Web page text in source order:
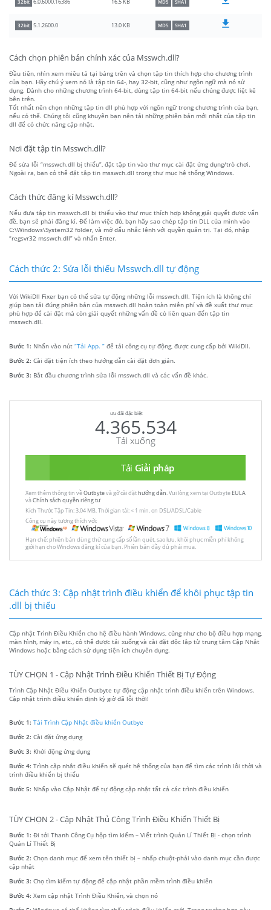
32bit 6.0.6000.16386 16.5 KB MD5 SHA1
32bit 5.1.2600.0 13.0 KB MD5 SHA1
Cách chọn phiên bản chính xác của Msswch.dll?
Đầu tiên, nhìn xem miêu tả tại bảng trên và chọn tập tin thích hợp cho chương trình
của bạn. Hãy chú ý xem nó là tập tin 64-, hay 32-bit, cũng như ngôn ngữ mà nó sử
dụng. Dành cho những chương trình 64-bit, dùng tập tin 64-bit nếu chúng được liệt kê
bên trên.
Tốt nhất nên chọn những tập tin dll phù hợp với ngôn ngữ trong chương trình của bạn,
nếu có thể. Chúng tôi cũng khuyên bạn nên tải những phiên bản mới nhất của tập tin
dll để có chức năng cập nhật.
Nơi đặt tập tin Msswch.dll?
Để sửa lỗi “msswch.dll bị thiếu”, đặt tập tin vào thư mục cài đặt ứng dụng/trò chơi.
Ngoài ra, bạn có thể đặt tập tin msswch.dll trong thư mục hệ thống Windows.
Cách thức đăng kí Msswch.dll?
Nếu đưa tập tin msswch.dll bị thiếu vào thư mục thích hợp không giải quyết được vấn
đề, bạn sẽ phải đăng kí. Để làm việc đó, bạn hãy sao chép tập tin DLL của mình vào
C:\Windows\System32 folder, và mở dấu nhắc lệnh với quyền quản trị. Tại đó, nhập
“regsvr32 msswch.dll” và nhấn Enter.
Cách thức 2: Sửa lỗi thiếu Msswch.dll tự động
Với WikiDll Fixer bạn có thể sửa tự động những lỗi msswch.dll. Tiện ích là không chỉ
giúp bạn tải đúng phiên bản của msswch.dll hoàn toàn miễn phí và đề xuất thư mục
phù hợp để cài đặt mà còn giải quyết những vấn đề có liên quan đến tập tin
msswch.dll.
Bước 1: Nhấn vào nút “Tải App. ” để tải công cụ tự động, được cung cấp bởi WikiDll.
Bước 2: Cài đặt tiện ích theo hướng dẫn cài đặt đơn giản.
Bước 3: Bắt đầu chương trình sửa lỗi msswch.dll và các vấn đề khác.
ưu đãi đặc biệt
4.365.534
Tải xuống
Tải Giải pháp
Xem thêm thông tin vềOutbytevà gỡ cài đặthướng dẫn. Vui lòng xem tại Outbyte EULA
vàChính sách quyền riêng tư
Kích Thước Tập Tin: 3.04 MB, Thời gian tải: < 1 min. on DSL/ADSL/Cable
Công cụ này tương thích với:
Hạn chế: phiên bản dùng thử cung cấp số lần quét, sao lưu, khôi phục miễn phí không
giới hạn cho Windows đăng kí của bạn. Phiên bản đầy đủ phải mua.
Cách thức 3: Cập nhật trình điều khiển để khôi phục tập tin
.dll bị thiếu
Cập nhật Trình Điều Khiển cho hệ điều hành Windows, cũng như cho bộ điều hợp mạng,
màn hình, máy in, etc., có thể được tải xuống và cài đặt độc lập từ trung tâm Cập Nhật
Windows hoặc bằng cách sử dụng tiện ích chuyên dụng.
TÙY CHỌN 1 - Cập Nhật Trình Điều Khiển Thiết Bị Tự Động
Trình Cập Nhật Điều Khiển Outbyte tự động cập nhật trình điều khiển trên Windows.
Cập nhật trình điều khiển định kỳ giờ đã lỗi thời!
Bước 1: Tải Trình Cập Nhật điều khiển Outbye
Bước 2: Cài đặt ứng dụng
Bước 3: Khởi động ứng dụng
Bước 4: Trình cập nhật điều khiển sẽ quét hệ thống của bạn để tìm các trình lỗi thời và
trình điều khiển bị thiếu
Bước 5: Nhấp vào Cập Nhật để tự động cập nhật tất cả các trình điều khiển
TÙY CHỌN 2 - Cập Nhật Thủ Công Trình Điều Khiển Thiết Bị
Bước 1: Đi tới Thanh Công Cụ hộp tìm kiếm – Viết trình Quản Lí Thiết Bị - chọn trình
Quản Lí Thiết Bị
Bước 2: Chọn danh mục để xem tên thiết bị – nhấp chuột-phải vào danh mục cần được
cập nhật
Bước 3: Chọ tìm kiếm tự động để cập nhật phần mềm trình điều khiển
Bước 4: Xem cập nhật Trình Điều Khiển, và chọn nó